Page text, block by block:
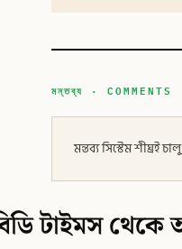
মন্তব্য · COMMENTS
মন্তব্য সিস্টেম শীঘ্রই
টাইমস